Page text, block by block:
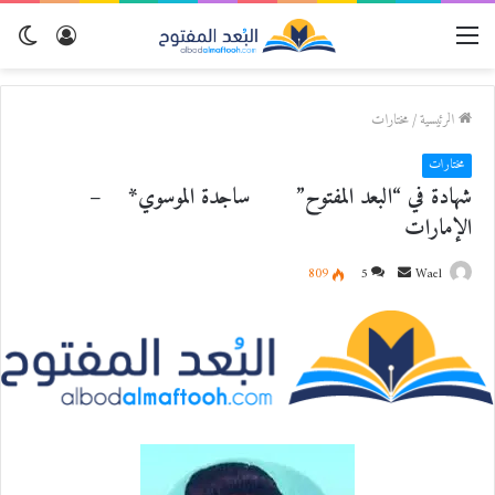
تسجيل
الرئيسية/مختارات
مختارات
شهادة في “البعد المفتوح” ساجدة الموسوي* –
الإمارات
Wael
ل
ب
ر
5
809